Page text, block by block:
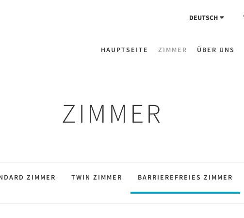
DEUTSCH
HAUPTSEITE ZIMMER ÜBER UNS
ZIMMER
ZIMMER TWIN ZIMMER BARRIEREFREIES ZIMMER